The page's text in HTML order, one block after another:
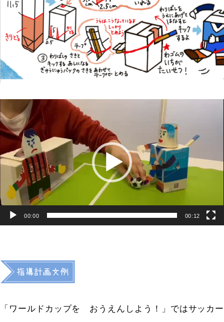
画
プ
レ
ヤ
ー
00:00 00:12
「ワールドカップを おうえんしよう！」ではサッカー